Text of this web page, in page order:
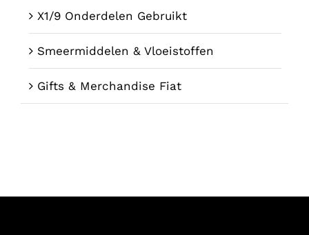
X1/9 Onderdelen Gebruikt
Smeermiddelen & Vloeistoffen
Gifts & Merchandise Fiat